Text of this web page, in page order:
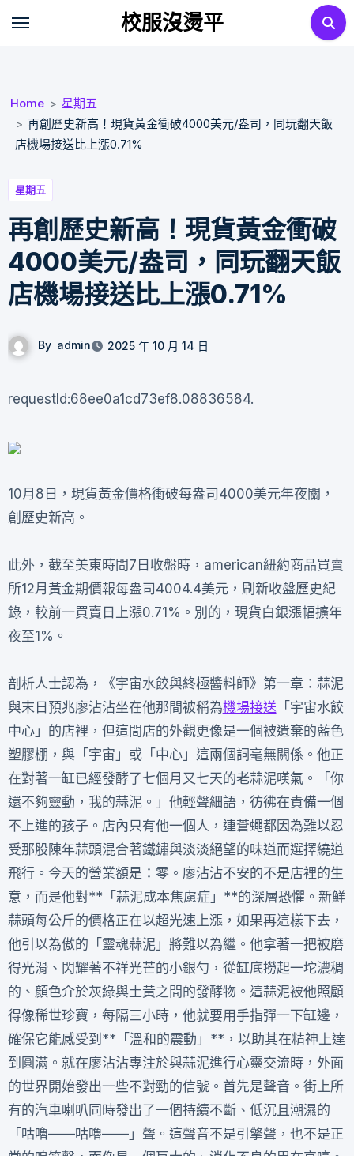
校服沒燙平
Home
星期五
再創歷史新高！現貨黃金衝破4000美元/盎司，同玩翻天飯
店機場接送比上漲0.71%
星期五
再創歷史新高！現貨黃金衝破
4000美元/盎司，同玩翻天飯
店機場接送比上漲0.71%
By admin 2025 年 10 月 14 日
requestId:68ee0a1cd73ef8.08836584.
10月8日，現貨黃金價格衝破每盎司4000美元年夜關，
創歷史新高。
此外，截至美東時間7日收盤時，american紐約商品買賣
所12月黃金期價報每盎司4004.4美元，刷新收盤歷史紀
錄，較前一買賣日上漲0.71%。別的，現貨白銀漲幅擴年
夜至1%。
剖析人士認為，《宇宙水餃與終極醬料師》第一章：蒜泥
與末日預兆廖沾沾坐在他那間被稱為機場接送 「宇宙水餃
中心」的店裡，但這間店的外觀更像是一個被遺棄的藍色
塑膠棚，與「宇宙」或「中心」這兩個詞毫無關係。他正
在對著一缸已經發酵了七個月又七天的老蒜泥嘆氣。「你
還不夠靈動，我的蒜泥。」他輕聲細語，彷彿在責備一個
不上進的孩子。店內只有他一個人，連蒼蠅都因為難以忍
受那股陳年蒜頭混合著鐵鏽與淡淡絕望的味道而選擇繞道
飛行。今天的營業額是：零。廖沾沾不安的不是店裡的生
意，而是他對**「蒜泥成本焦慮症」**的深層恐懼。新鮮
蒜頭每公斤的價格正在以超光速上漲，如果再這樣下去，
他引以為傲的「靈魂蒜泥」將難以為繼。他拿著一把被磨
得光滑、閃耀著不祥光芒的小銀勺，從缸底撈起一坨濃稠
的、顏色介於灰綠與土黃之間的發酵物。這蒜泥被他照顧
得像稀世珍寶，每隔三小時，他就要用手指彈一下缸邊，
確保它能感受到**「溫和的震動」**，以助其在精神上達
到圓滿。就在廖沾沾專注於與蒜泥進行心靈交流時，外面
的世界開始發出一些不對勁的信號。首先是聲音。街上所
有的汽車喇叭同時發出了一個持續不斷、低沉且潮濕的
「咕嚕——咕嚕——」聲。這聲音不是引擎聲，也不是正